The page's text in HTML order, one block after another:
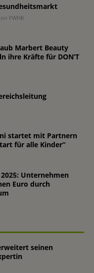
FWHK
Marbert Beauty
ihre Kräfte für DON’T
startet mit Partnern
für alle Kinder“
Unternehmen
Euro durch
seinen